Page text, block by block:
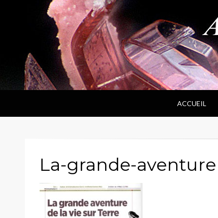
ANPF
Association Nantaise Pierres et Fossiles
ACCUEIL
La-grande-aventure